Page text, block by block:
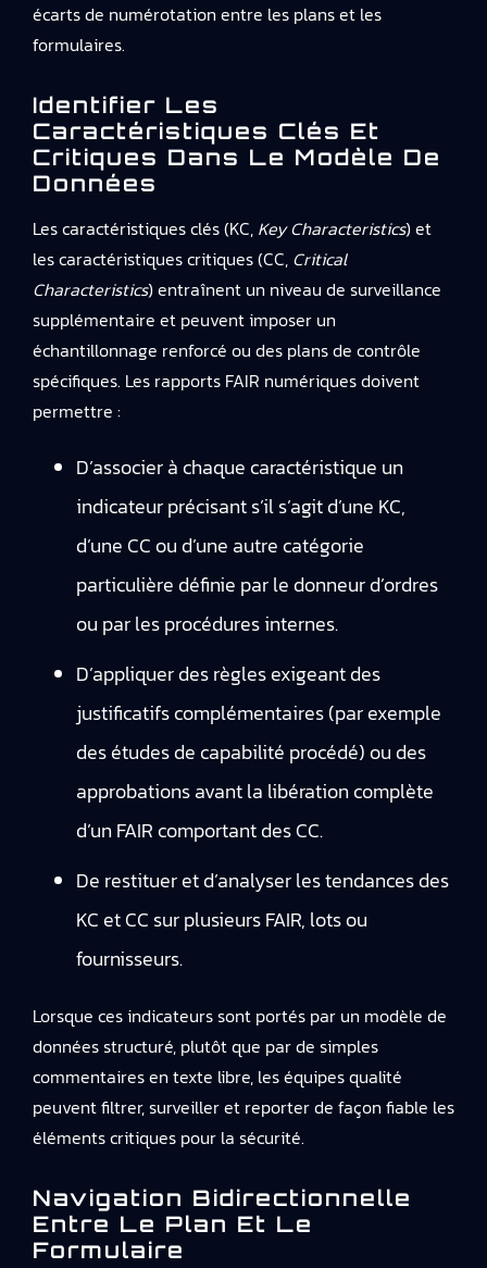
écarts de numérotation entre les plans et les
formulaires.
Identifier Les
Caractéristiques Clés Et
Critiques Dans Le Modèle De
Données
Les caractéristiques clés (KC, Key Characteristics) et
les caractéristiques critiques (CC, Critical
Characteristics) entraînent un niveau de surveillance
supplémentaire et peuvent imposer un
échantillonnage renforcé ou des plans de contrôle
spécifiques. Les rapports FAIR numériques doivent
permettre :
D’associer à chaque caractéristique un
indicateur précisant s’il s’agit d’une KC,
d’une CC ou d’une autre catégorie
particulière définie par le donneur d’ordres
ou par les procédures internes.
D’appliquer des règles exigeant des
justificatifs complémentaires (par exemple
des études de capabilité procédé) ou des
approbations avant la libération complète
d’un FAIR comportant des CC.
De restituer et d’analyser les tendances des
KC et CC sur plusieurs FAIR, lots ou
fournisseurs.
Lorsque ces indicateurs sont portés par un modèle de
données structuré, plutôt que par de simples
commentaires en texte libre, les équipes qualité
peuvent filtrer, surveiller et reporter de façon fiable les
éléments critiques pour la sécurité.
Navigation Bidirectionnelle
Entre Le Plan Et Le
Formulaire